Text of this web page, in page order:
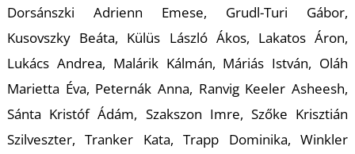
Dorsánszki Adrienn Emese, Grudl-Turi Gábor,
Kusovszky Beáta, Külüs László Ákos, Lakatos Áron,
Lukács Andrea, Malárik Kálmán, Máriás István, Oláh
Marietta Éva, Peternák Anna, Ranvig Keeler Asheesh,
Sánta Kristóf Ádám, Szakszon Imre, Szőke Krisztián
Szilveszter, Tranker Kata, Trapp Dominika, Winkler